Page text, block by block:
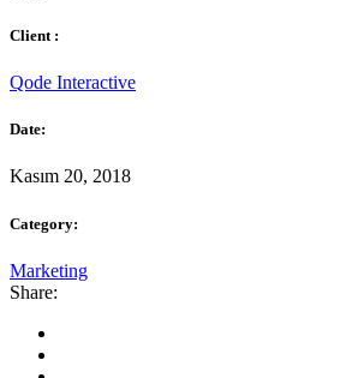
Client :
Qode Interactive
Date:
Kasım 20, 2018
Category:
Marketing
Share: